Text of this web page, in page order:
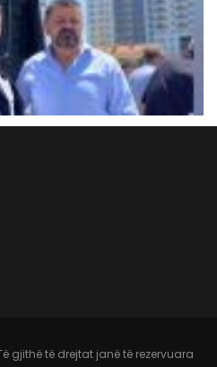
gjithë të drejtat janë të rezervuara